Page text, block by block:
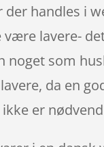
der handles i
være lavere-
noget som
da en
er